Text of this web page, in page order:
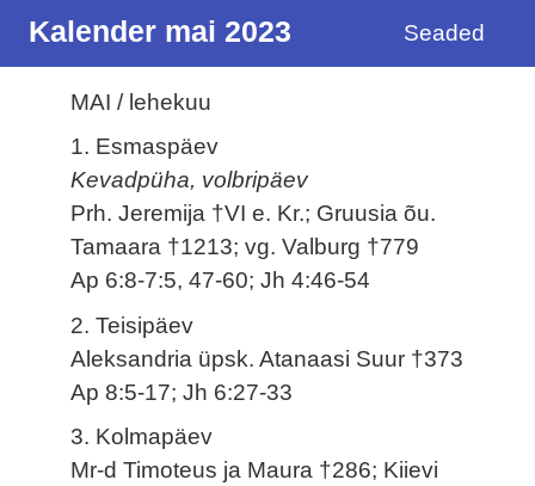
Kalender mai 2023 Seaded
MAI / lehekuu
1. Esmaspäev
Kevadpüha, volbripäev
Prh. Jeremija †VI e. Kr.; Gruusia õu.
Tamaara †1213; vg. Valburg †779
Ap 6:8-7:5, 47-60; Jh 4:46-54
2. Teisipäev
Aleksandria üpsk. Atanaasi Suur †373
Ap 8:5-17; Jh 6:27-33
3. Kolmapäev
Mr-d Timoteus ja Maura †286; Kiievi